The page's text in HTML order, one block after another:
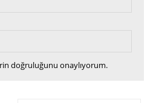
doğruluğunu onaylıyorum.